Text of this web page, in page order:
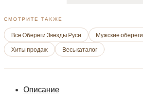
СМОТРИТЕ ТАКЖЕ
Все Обереги Звезды Руси Мужские обереги
Хиты продаж
Весь каталог
Описание